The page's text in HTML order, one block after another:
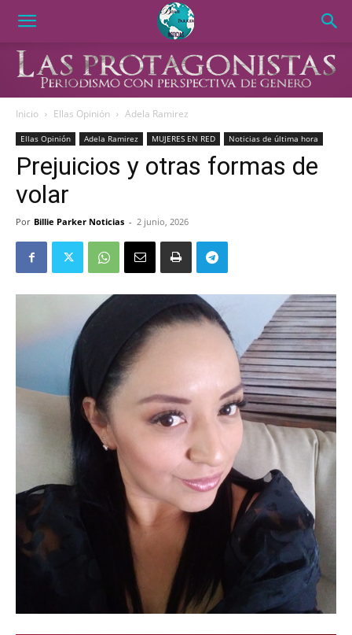
Inicio Ellas Opinión Adela Ramirez
Ellas Opinión Adela Ramirez MUJERES EN RED Noticias de última hora
Prejuicios y otras formas de
volar
Por Billie Parker Noticias - 2 junio, 2026